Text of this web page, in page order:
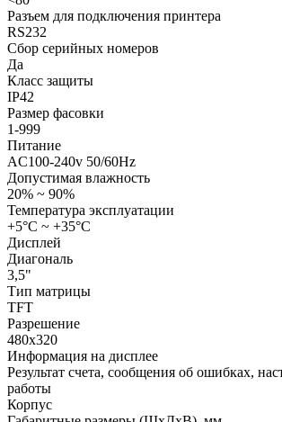
Разъем для подключения принтера
RS232
Сбор серийных номеров
Да
Класс защиты
IP42
Размер фасовки
1-999
Питание
AC100-240v 50/60Hz
Допустимая влажность
20% ~ 90%
Температура эксплуатации
+5°С ~ +35°С
Дисплей
Диагональ
3,5"
Тип матрицы
TFT
Разрешение
480х320
Информация на дисплее
Результат счета, сообщения об ошибках,
работы
Корпус